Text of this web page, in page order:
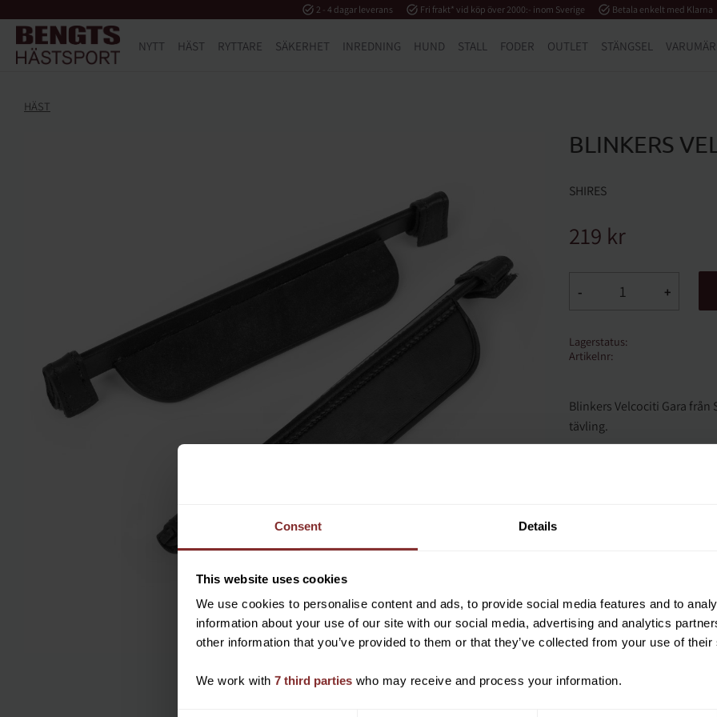
Consent Details
This website uses cookies
We use cookies to personalise content and ads, to provide social media features and to
information about your use of our site with our social media, advertising and analytics
other information that you’ve provided to them or that they’ve collected from your use of
We work with 7 third parties who may receive and process your information.
task_alt 2 - 4 dagar leverans task_alt Fri frakt* vid köp över 2000:- inom Sverige task_alt Betala enkelt med Klarna
NYTT HÄST RYTTARE SÄKERHET INREDNING HUND STALL FODER OUTLET STÄNGSEL
HÄST
BLINKERS
SHIRES
219 kr
+
-
Lagerstatus
Artikelnr
Blinkers Velcociti Gara
tävling.
Blinkers begränsar
Perfekt för hästar som lätt
Fästes enkelt med
beställning?
*Gäller ej: foder, strö,
redan nedsatta varor